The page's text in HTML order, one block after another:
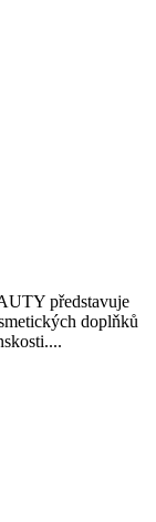
představuje
doplňků